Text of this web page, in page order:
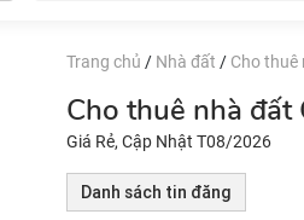
Trang chủ / Nhà đất / Cho thuê
Cho thuê nhà đất
Giá Rẻ, Cập Nhật T08/2026
Danh sách tin đăng